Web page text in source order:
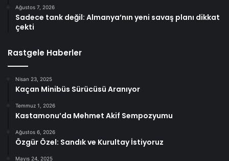
Ağustos 7, 2026
Sadece tank değil: Almanya’nın yeni savaş planı dikkat
çekti
Rastgele Haberler
Nisan 23, 2025
Kaçan Minibüs Sürücüsü Aranıyor
Temmuz 1, 2026
Kastamonu’da Mehmet Akif Sempozyumu
Ağustos 6, 2026
Özgür Özel: Sandık ve Kurultay İstiyoruz
Mayıs 24, 2025